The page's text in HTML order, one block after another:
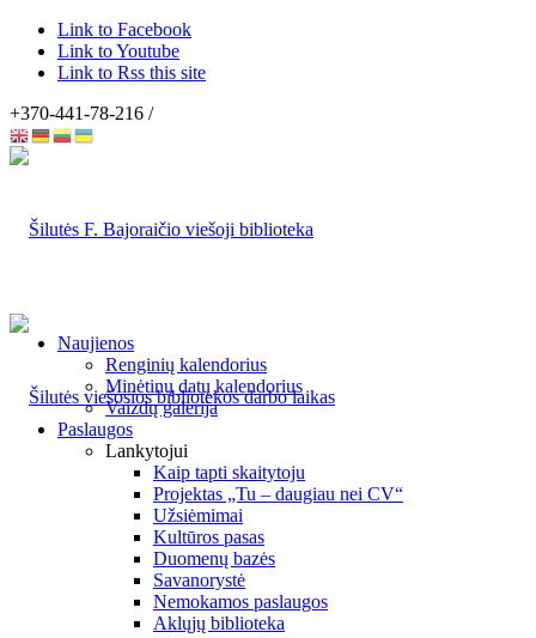
Link to Facebook
Link to Youtube
Link to Rss this site
+370-441-78-216 /
Naujienos
Renginių kalendorius
Minėtinų datų kalendorius
Vaizdų galerija
Paslaugos
Lankytojui
Kaip tapti skaitytoju
Projektas „Tu – daugiau nei CV“
Užsiėmimai
Kultūros pasas
Duomenų bazės
Savanorystė
Nemokamos paslaugos
Aklųjų biblioteka